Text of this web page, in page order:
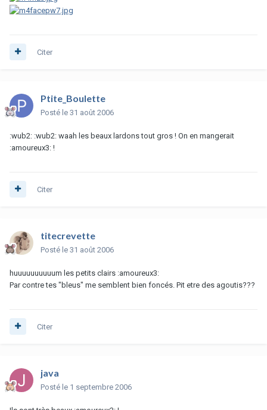
Citer
Ptite_Boulette
Posté le 31 août 2006
:wub2: :wub2: waah les beaux lardons tout gros ! On en mangerait
:amoureux3: !
Citer
titecrevette
Posté le 31 août 2006
huuuuuuuuuum les petits clairs :amoureux3:
Par contre tes "bleus" me semblent bien foncés. Pit etre des agoutis???
Citer
java
Posté le 1 septembre 2006